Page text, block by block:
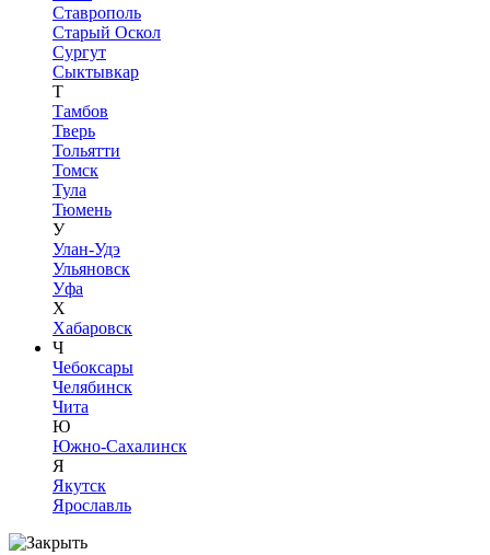
Ставрополь
Старый Оскол
Сургут
Сыктывкар
Т
Тамбов
Тверь
Тольятти
Томск
Тула
Тюмень
У
Улан-Удэ
Ульяновск
Уфа
Х
Хабаровск
Ч
Чебоксары
Челябинск
Чита
Ю
Южно-Сахалинск
Я
Якутск
Ярославль